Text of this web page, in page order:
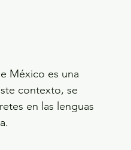
México es una
contexto, se
en las lenguas